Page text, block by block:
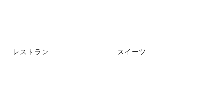
レストラン スイーツ